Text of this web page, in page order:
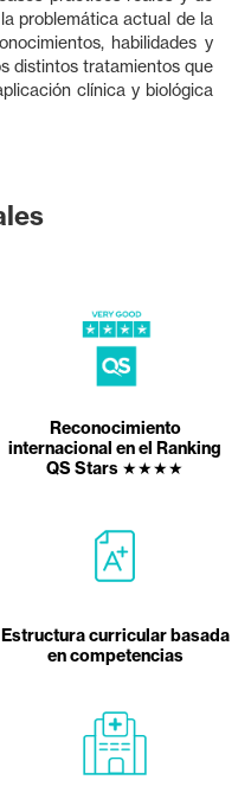
problemática actual de la
habilidades y
distintos tratamientos que
clínica y biológica
Reconocimiento
internacional en el Ranking
QS Stars ★★★★
Estructura curricular basada
en competencias